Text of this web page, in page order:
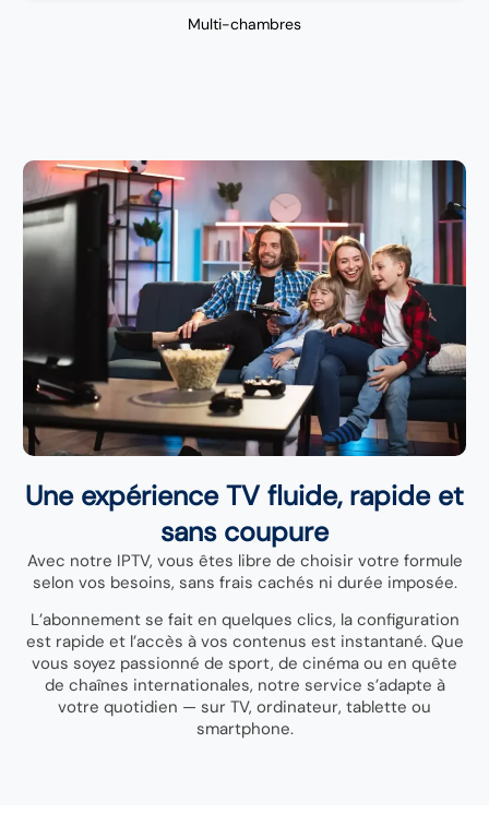
Multi-chambres
Une expérience TV fluide, rapide et
sans coupure
Avec notre IPTV, vous êtes libre de choisir votre formule
selon vos besoins, sans frais cachés ni durée imposée.
L’abonnement se fait en quelques clics, la configuration
est rapide et l’accès à vos contenus est instantané. Que
vous soyez passionné de sport, de cinéma ou en quête
de chaînes internationales, notre service s’adapte à
votre quotidien — sur TV, ordinateur, tablette ou
smartphone.